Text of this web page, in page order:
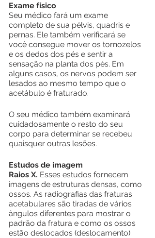
Exame físico
Seu médico fará um exame
completo de sua pélvis, quadris e
pernas. Ele também verificará se
você consegue mover os tornozelos
e os dedos dos pés e sentir a
sensação na planta dos pés. Em
alguns casos, os nervos podem ser
lesados ​​ao mesmo tempo que o
acetábulo é fraturado.
O seu médico também examinará
cuidadosamente o resto do seu
corpo para determinar se recebeu
quaisquer outras lesões.
Estudos de imagem
Raios X. Esses estudos fornecem
imagens de estruturas densas, como
ossos. As radiografias das fraturas
acetabulares são tiradas de vários
ângulos diferentes para mostrar o
padrão da fratura e como os ossos
estão deslocados (deslocamento).